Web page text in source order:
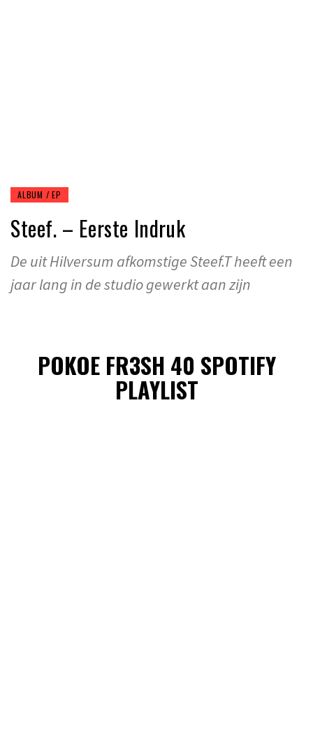
ALBUM / EP
Steef. – Eerste Indruk
De uit Hilversum afkomstige Steef.T heeft een
jaar lang in de studio gewerkt aan zijn
POKOE FR3SH 40 SPOTIFY
PLAYLIST